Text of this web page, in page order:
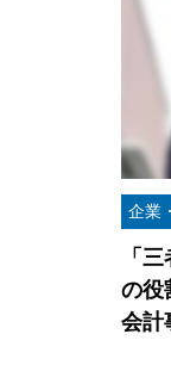
企業
「
の役
会計